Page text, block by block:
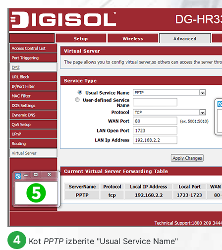
4 Kot PPTPizberite "Usual Service Name"